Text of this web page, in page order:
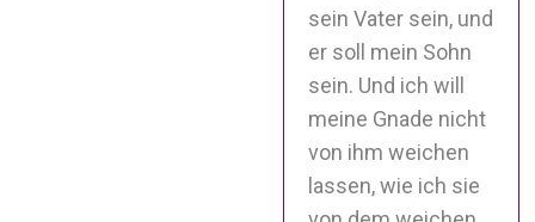
sein Vater sein, und
er soll mein Sohn
sein. Und ich will
meine Gnade nicht
von ihm weichen
lassen, wie ich sie